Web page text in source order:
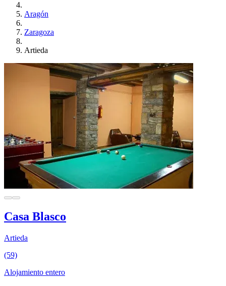
Aragón
Zaragoza
Artieda
Casa Blasco
Artieda
(59)
Alojamiento entero